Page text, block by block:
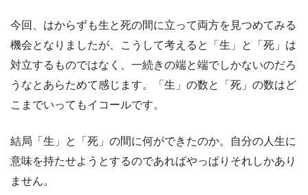
今回、はからずも生と死の間に立って両方を見つめてみる
機会となりましたが、こうして考えると「生」と「死」は
対立するものではなく、一続きの端と端でしかないのだろ
うなとあらためて感じます。「生」の数と「死」の数はど
こまでいってもイコールです。
結局「生」と「死」の間に何ができたのか。自分の人生に
意味を持たせようとするのであればやっぱりそれしかあり
ません。